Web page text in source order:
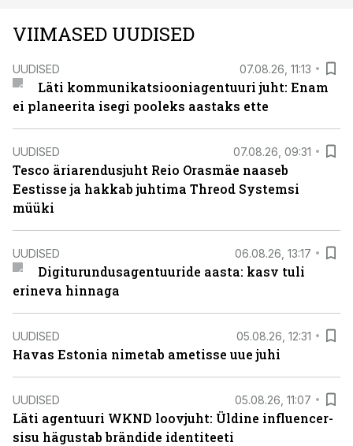
VIIMASED UUDISED
UUDISED 07.08.26, 11:13
Läti kommunikatsiooniagentuuri juht: Enam
ei planeerita isegi pooleks aastaks ette
UUDISED 07.08.26, 09:31
Tesco äriarendusjuht Reio Orasmäe naaseb
Eestisse ja hakkab juhtima Threod Systemsi
müüki
UUDISED 06.08.26, 13:17
Digiturundusagentuuride aasta: kasv tuli
erineva hinnaga
UUDISED 05.08.26, 12:31
Havas Estonia nimetab ametisse uue juhi
UUDISED 05.08.26, 11:07
Läti agentuuri WKND loovjuht: Üldine influencer-
sisu hägustab brändide identiteeti